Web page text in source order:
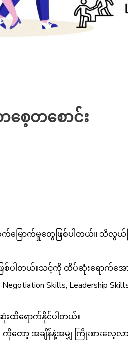
စေ့တစောင်း
တက်မြောက်မှုတွေဖြစ်ပါတယ်။ သိလွ
ပါတယ်။သင့်ကို ထိပ်ဆုံးရောက်အော
Skills, Leadership
ဆုံးထိရောက်နိုင်ပါတယ်။
ကိုတော့ အချိန်နဲ့အမျှ ကြိုးစားလေ့